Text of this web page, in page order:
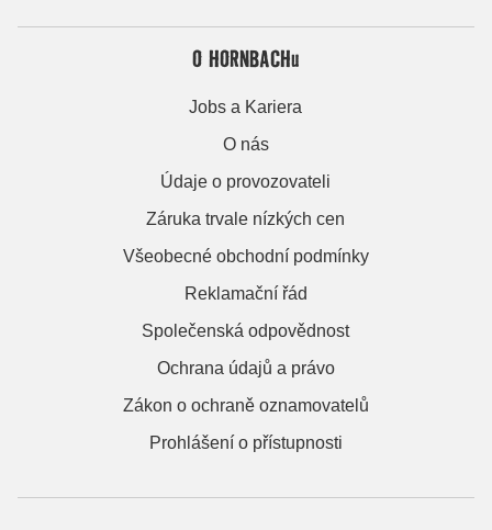
O HORNBACHu
Jobs a Kariera
O nás
Údaje o provozovateli
Záruka trvale nízkých cen
Všeobecné obchodní podmínky
Reklamační řád
Společenská odpovědnost
Ochrana údajů a právo
Zákon o ochraně oznamovatelů
Prohlášení o přístupnosti